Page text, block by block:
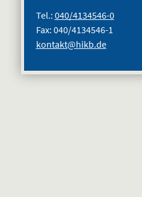
Tel.: 040/4134546-0
Fax: 040/4134546-1
kontakt@hikb.de